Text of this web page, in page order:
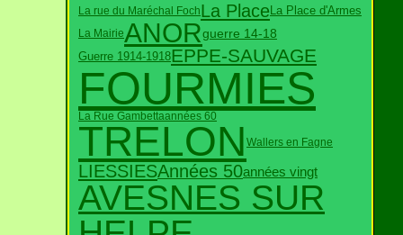
La rue du Maréchal FochLa Place La Place d'Armes
La MairieANORguerre 14-18
Guerre 1914-1918EPPE-SAUVAGE
FOURMIES
La Rue Gambettaannées 60
TRELON Wallers en Fagne
LIESSIESAnnées 50années vingt
AVESNES SUR